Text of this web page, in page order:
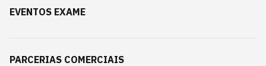
EVENTOS EXAME
PARCERIAS COMERCIAIS